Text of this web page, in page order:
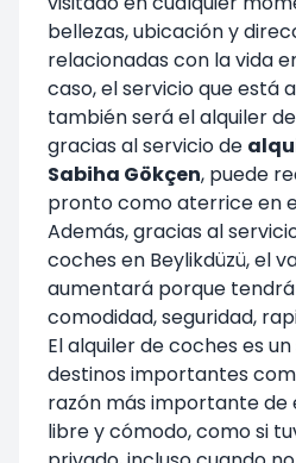
bellezas, ubicación y
relacionadas con la vida
caso, el servicio que está
también será el alquiler
gracias al servicio de
Sabiha Gökçen, puede
pronto como aterrice en
Además, gracias al
coches en Beylikdüzü, el
aumentará porque
comodidad, seguridad,
El alquiler de coches es
destinos importantes
razón más importante de
libre y cómodo, como si